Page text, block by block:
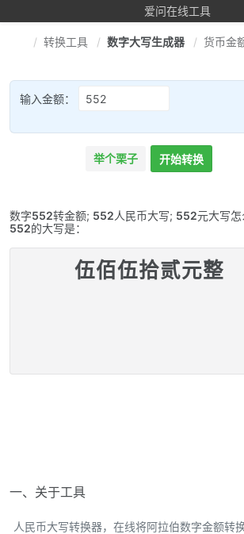
爱问在线工具
转换工具 数字大写生成器 货币金
输入金额：
举个栗子 开始转换
数字552转金额; 552人民币大写; 552元大写怎
552的大写是：
伍佰伍拾贰元整
一、关于工具
人民币大写转换器，在线将阿拉伯数字金额转